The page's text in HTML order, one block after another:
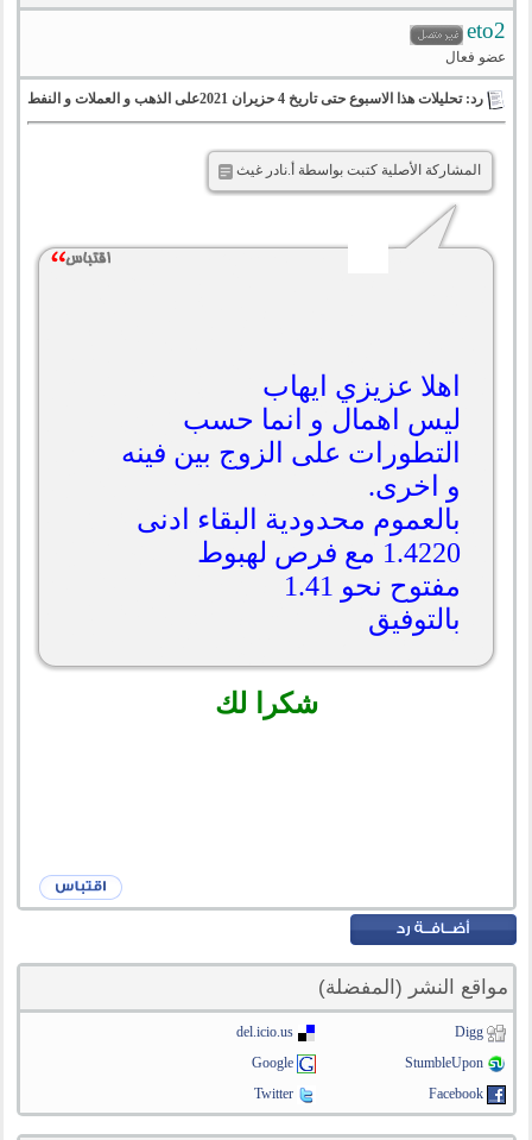
eto2
عضو فعال
رد: تحليلات هذا الاسبوع حتى تاريخ 4 حزيران 2021على الذهب و العملات و النفط
المشاركة الأصلية كتبت بواسطة أ.نادر غيث
اهلا عزيزي ايهاب
ليس اهمال و انما حسب
التطورات على الزوج بين فينه
و اخرى.
بالعموم محدودية البقاء ادنى
1.4220 مع فرص لهبوط
مفتوح نحو 1.41
بالتوفيق
شكرا لك
مواقع النشر (المفضلة)
Digg
del.icio.us
StumbleUpon
Google
Facebook
Twitter